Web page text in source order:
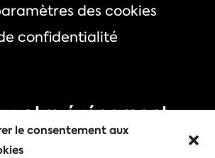
le consentement aux
des cookies
confidentialité
votre événement